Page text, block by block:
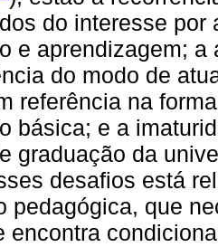
do interesse
e aprendizagem;
do modo de
referência na
básica; e a
graduação da
desafios está
pedagógica, que
encontra